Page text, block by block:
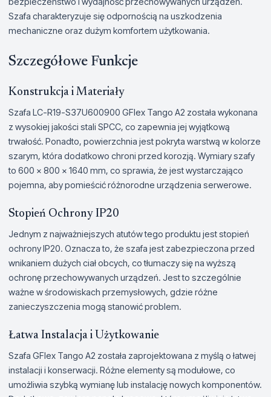
Szafa charakteryzuje się odpornością na uszkodzenia
mechaniczne oraz dużym komfortem użytkowania.
Szczegółowe Funkcje
Konstrukcja i Materiały
Szafa LC-R19-S37U600900 GFlex Tango A2 została wykonana
z wysokiej jakości stali SPCC, co zapewnia jej wyjątkową
trwałość. Ponadto, powierzchnia jest pokryta warstwą w kolorze
szarym, która dodatkowo chroni przed korozją. Wymiary szafy
to 600 x 800 x 1640 mm, co sprawia, że jest wystarczająco
pojemna, aby pomieścić różnorodne urządzenia serwerowe.
Stopień Ochrony IP20
Jednym z najważniejszych atutów tego produktu jest stopień
ochrony IP20. Oznacza to, że szafa jest zabezpieczona przed
wnikaniem dużych ciał obcych, co tłumaczy się na wyższą
ochronę przechowywanych urządzeń. Jest to szczególnie
ważne w środowiskach przemysłowych, gdzie różne
zanieczyszczenia mogą stanowić problem.
Łatwa Instalacja i Użytkowanie
Szafa GFlex Tango A2 została zaprojektowana z myślą o łatwej
instalacji i konserwacji. Różne elementy są modułowe, co
umożliwia szybką wymianę lub instalację nowych komponentów.